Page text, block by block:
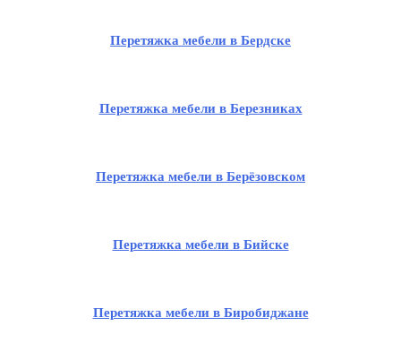
Перетяжка мебели в Бердске
Перетяжка мебели в Березниках
Перетяжка мебели в Берёзовском
Перетяжка мебели в Бийске
Перетяжка мебели в Биробиджане